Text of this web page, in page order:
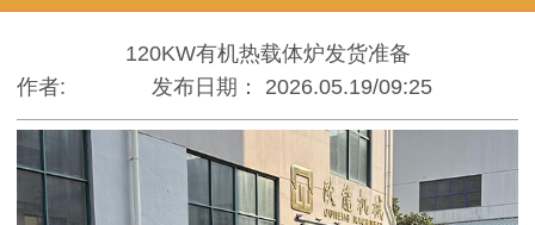
120KW有机热载体炉发货准备
作者:
发布日期： 2026.05.19/09:25